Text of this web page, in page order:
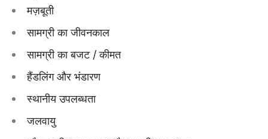
मज़बूती
सामग्री का जीवनकाल
सामग्री का बजट / कीमत
हैंडलिंग और भंडारण
स्थानीय उपलब्धता
जलवायु